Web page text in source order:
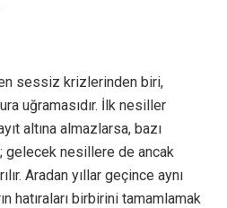
sessiz krizlerinden biri,
uğramasıdır. İlk nesiller
altına almazlarsa, bazı
gelecek nesillere de ancak
Aradan yıllar geçince aynı
hatıraları birbirini tamamlamak